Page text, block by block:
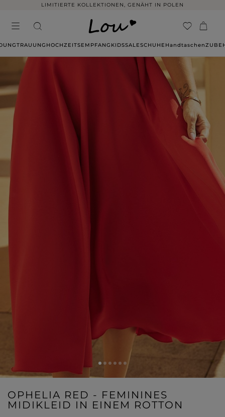
LIMITIERTE KOLLEKTIONEN, GENÄHT IN POLEN
TRAUUNG HOCHZEITSEMPFANG KIDSSALESCHUHE Handtaschen
OPHELIA RED - FEMININES
MIDIKLEID IN EINEM ROTTON